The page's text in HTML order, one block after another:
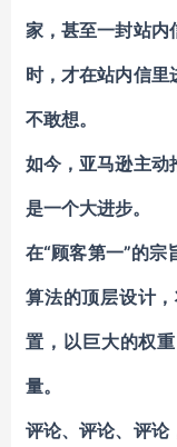
家，甚至一封站内
时，才在站内信里
不敢想。
如今，亚马逊主动
是一个大进步。
在“顾客第一”的
算法的顶层设计
置，以巨大的权
量。
评论、评论、评论